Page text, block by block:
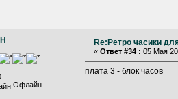
Офлайн
Re:Ретро часики
« Ответ #34 : 05 Мая
плата 3 - блок часов